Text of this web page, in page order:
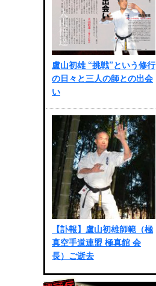
盧山初雄 “挑戦”という修行
の日々と三人の師との出会
い
【訃報】盧山初雄師範（極
真空手道連盟 極真館 会
長）ご逝去